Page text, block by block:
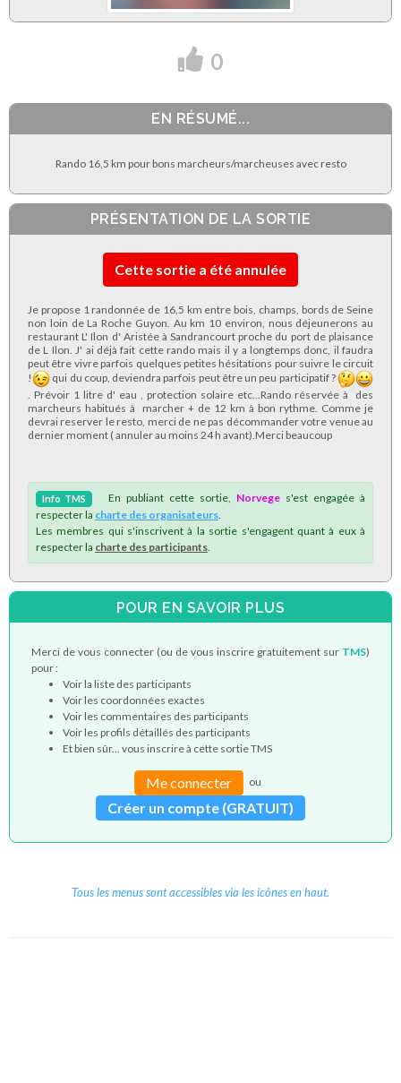
0
EN RÉSUMÉ...
Rando 16,5 km pour bons marcheurs/marcheuses avec resto
PRÉSENTATION DE LA SORTIE
Cette sortie a été annulée
Je propose 1 randonnée de 16,5 km entre bois, champs, bords de Seine
non loin de La Roche Guyon. Au km 10 environ, nous déjeunerons au
restaurant L' Ilon d' Aristée à Sandrancourt proche du port de plaisance
de L Ilon. J' ai déjà fait cette rando mais il y a longtemps donc, il faudra
peut être vivre parfois quelques petites hésitations pour suivre le circuit
!
qui du coup, deviendra parfois peut être un peu participatif ?
. Prévoir 1 litre d' eau , protection solaire etc...Rando réservée à des
marcheurs habitués à marcher + de 12 km à bon rythme. Comme je
devrai reserver le resto, merci de ne pas décommander votre venue au
dernier moment ( annuler au moins 24 h avant).Merci beaucoup
Info TMS En publiant cette sortie, Norvege s'est engagée à
respecter la charte des organisateurs
Les membres qui s'inscrivent à la sortie s'engagent quant à eux à
respecter la charte des participants
POUR EN SAVOIR PLUS
Merci de vous connecter (ou de vous inscrire gratuitement sur TMS)
pour :
Voir la liste des participants
Voir les coordonnées exactes
Voir les commentaires des participants
Voir les profils détaillés des participants
Et bien sûr... vous inscrire à cette sortie TMS
Me connecter ou
Créer un compte (GRATUIT)
Tous les menus sont accessibles via les icônes en haut.